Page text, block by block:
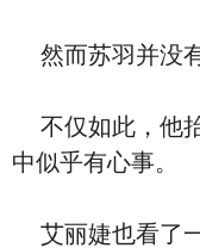
然而苏羽并没
不仅如此，他
中似乎有心事。
艾丽婕也看了